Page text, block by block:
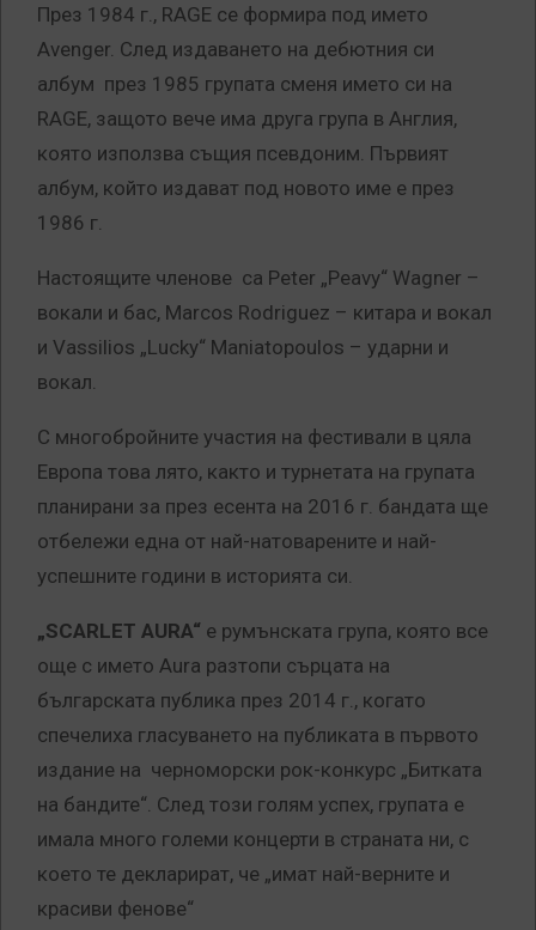
През 1984 г., RAGE се формира под името
Avenger. След издаването на дебютния си
албум през 1985 групата сменя името си на
RAGE, защото вече има друга група в Англия,
която използва същия псевдоним. Първият
албум, който издават под новото име е през
1986 г.
Настоящите членове са Peter „Peavy“ Wagner –
вокали и бас, Marcos Rodriguez – китара и вокал
и Vassilios „Lucky“ Maniatopoulos – ударни и
вокал.
С многобройните участия на фестивали в цяла
Европа това лято, както и турнетата на групата
планирани за през есента на 2016 г. бандата ще
отбележи една от най-натоварените и най-
успешните години в историята си.
„SCARLET AURA“ е румънската група, която все
още с името Aura разтопи сърцата на
българската публика през 2014 г., когато
спечелиха гласуването на публиката в първото
издание на черноморски рок-конкурс „Битката
на бандите“. След този голям успех, групата е
имала много големи концерти в страната ни, с
което те декларират, че „имат най-верните и
красиви фенове“